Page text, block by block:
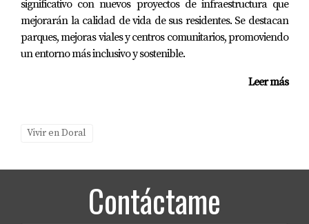
está esperando.
Preguntas Frecuentes
¿Cómo afecta la IA al proceso de compra de
una vivienda?
significativo con nuevos proyectos de infraestructura que
mejorarán la calidad de vida de sus residentes. Se destacan
parques, mejoras viales y centros comunitarios, promoviendo
un entorno más inclusivo y sostenible.
Leer más
Vivir en Doral
Contáctame